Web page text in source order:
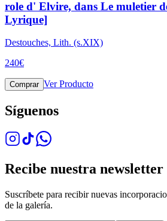
role d' Elvire, dans Le muletier
Lyrique]
Destouches, Lith. (s.XIX)
240€
Comprar Ver Producto
Síguenos
Recibe nuestra newsletter
Suscríbete para recibir nuevas
de la galería.